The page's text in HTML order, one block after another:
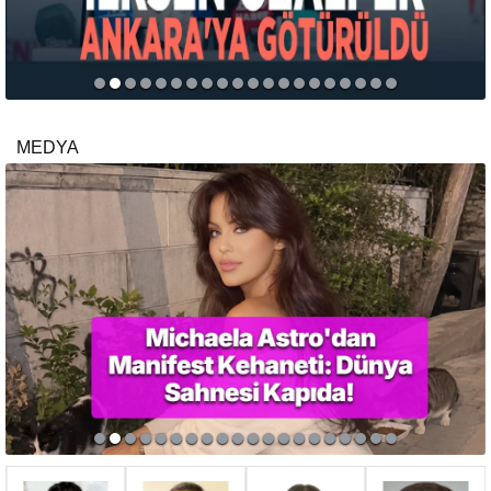
MEDYA